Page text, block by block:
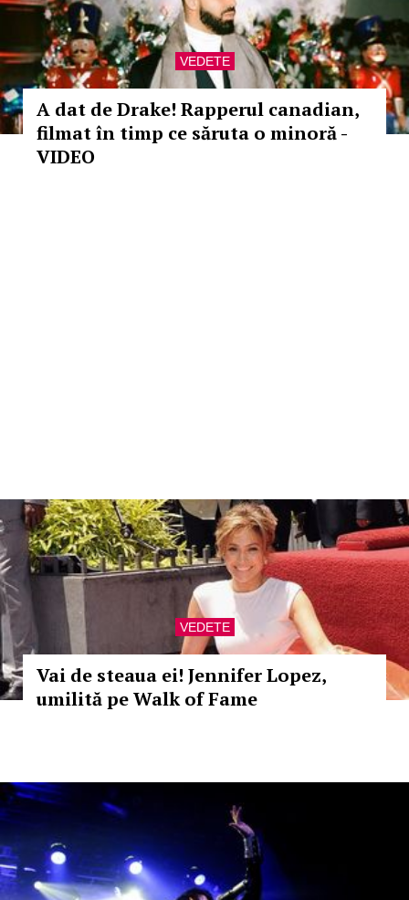
VEDETE
A dat de Drake! Rapperul canadian,
filmat în timp ce săruta o minoră -
VIDEO
VEDETE
Vai de steaua ei! Jennifer Lopez,
umilită pe Walk of Fame